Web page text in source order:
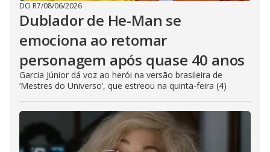
DO R7/08/06/2026
Dublador de He-Man se
emociona ao retomar
personagem após quase 40 anos
Garcia Júnior dá voz ao herói na versão brasileira de
‘Mestres do Universo’, que estreou na quinta-feira (4)